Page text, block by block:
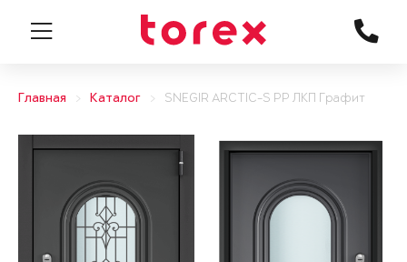
Главная Каталог SNEGIR ARCTIC-S PP ЛКП Графит